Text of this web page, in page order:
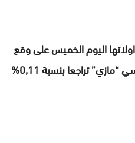
اليوم الخميس على وقع
الأحمر، حيث سجل المؤشر الرئيسي “مازي” تراجعا بنسبة 0,11%